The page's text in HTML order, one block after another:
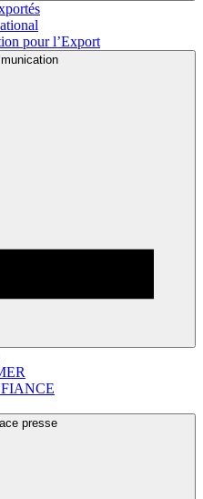
pour l’Export
presse